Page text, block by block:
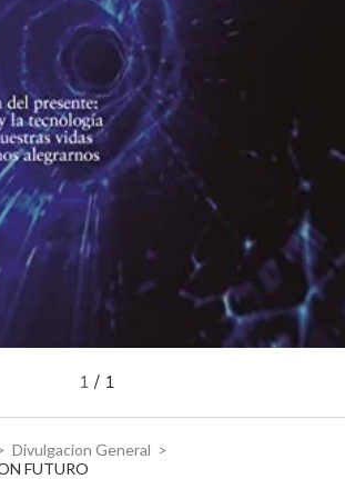
1 / 1
Divulgacion General >
FUTURO